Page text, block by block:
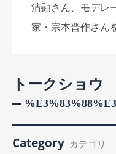
トークショウ
Category カテゴリ
清顕さん、モデレ
家・宗本晋作さ